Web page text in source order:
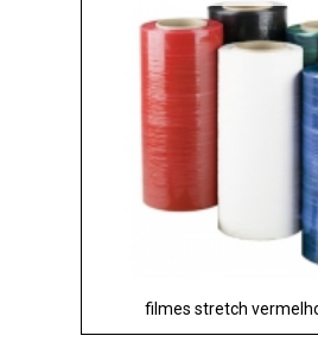
filmes stretch